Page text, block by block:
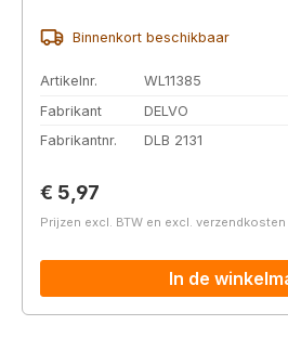
Binnenkort beschikbaar
Artikelnr.
WL11385
Fabrikant
DELVO
Fabrikantnr.
DLB 2131
Normale prijs:
€ 5,97
Prijzen excl. BTW en excl. verzendkosten
In de